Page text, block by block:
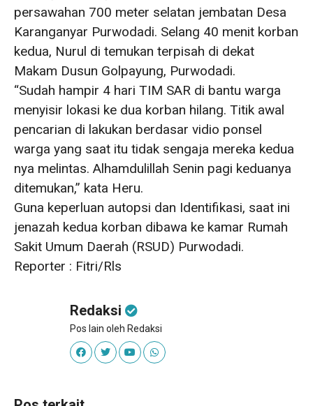
persawahan 700 meter selatan jembatan Desa
Karanganyar Purwodadi. Selang 40 menit korban
kedua, Nurul di temukan terpisah di dekat
Makam Dusun Golpayung, Purwodadi.
“Sudah hampir 4 hari TIM SAR di bantu warga
menyisir lokasi ke dua korban hilang. Titik awal
pencarian di lakukan berdasar vidio ponsel
warga yang saat itu tidak sengaja mereka kedua
nya melintas. Alhamdulillah Senin pagi keduanya
ditemukan,” kata Heru.
Guna keperluan autopsi dan Identifikasi, saat ini
jenazah kedua korban dibawa ke kamar Rumah
Sakit Umum Daerah (RSUD) Purwodadi.
Reporter : Fitri/Rls
Redaksi
Pos lain oleh Redaksi